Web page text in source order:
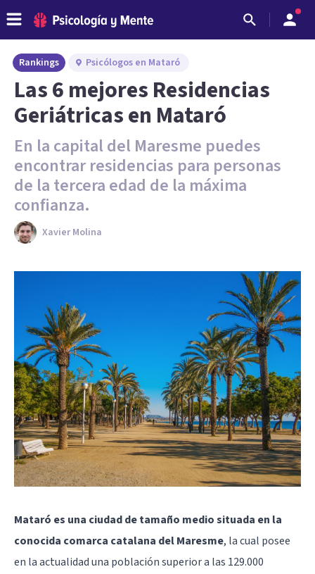
Rankings Psicólogos en Mataró
Las 6 mejores Residencias
Geriátricas en Mataró
En la capital del Maresme puedes
encontrar residencias para personas
de la tercera edad de la máxima
confianza.
Xavier Molina
Mataró es una ciudad de tamaño medio situada en la
conocida comarca catalana del Maresme, la cual posee
en la actualidad una población superior a las 129.000